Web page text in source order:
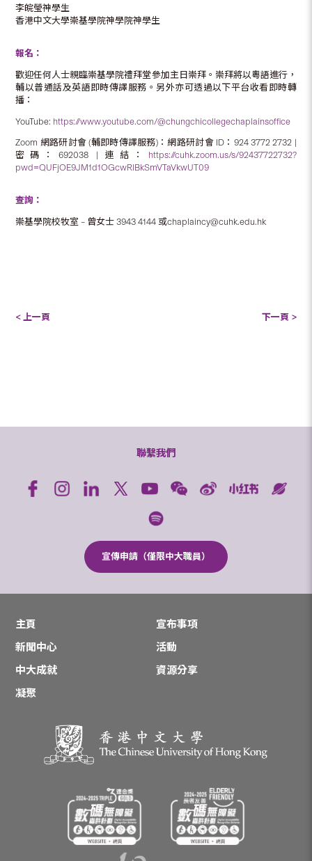
李皖瑩神學生
香港中文大學崇基學院神學院神學生
報名：
歡迎任何人士親臨崇基學院禮拜堂參加主日崇拜。崇拜將以粵語進行，
輔以普通話及英語即時傳譯服務。另外亦可透過以下平台收看即時轉
播：
YouTube: https://www.youtube.com/@chungchicollegechaplainsoffice
Zoom 網路研討會 (輔即時傳譯服務)：網路研討會 ID：924 3772 2732 |
密碼：692038 | 連結： https://cuhk.zoom.us/s/92437722732?
pwd=QUFjOE9JM1d1OGcwRlBkSmVTaVkwUT09
查詢：
崇基學院校牧室 – 曾女士 3943 4144 或chaplaincy@cuhk.edu.hk
< 上一頁 下一頁 >
聯繫我們
宣傳申請（僅限中大職員）
主頁
宣布事項
新聞中心
活動
中大成就
資源分享
凝聚